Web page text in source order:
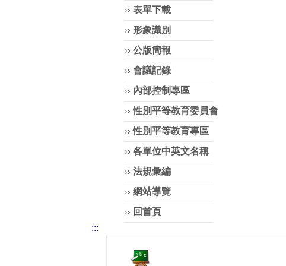
表單下載
形象識別
公版簡報
會議記錄
內部控制專區
性別平等教育委員會
性別平等教育專區
各單位中英文名稱
法規彙編
網站導覽
回首頁
:::